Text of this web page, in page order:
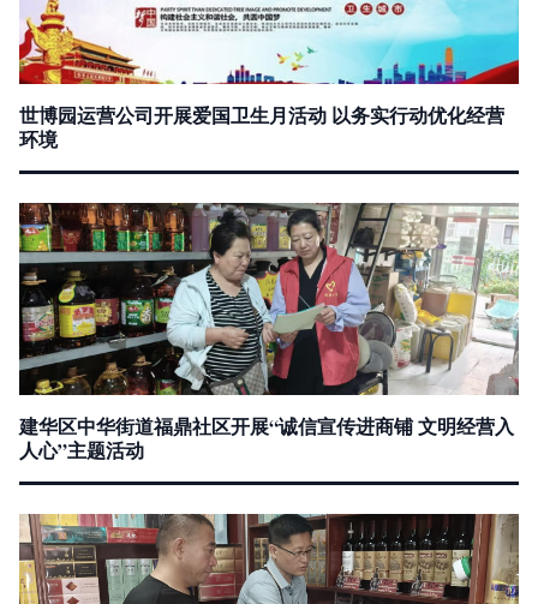
世博园运营公司开展爱国卫生月活动 以务实行动优化经营
环境
建华区中华街道福鼎社区开展“诚信宣传进商铺 文明经营入
人心”主题活动